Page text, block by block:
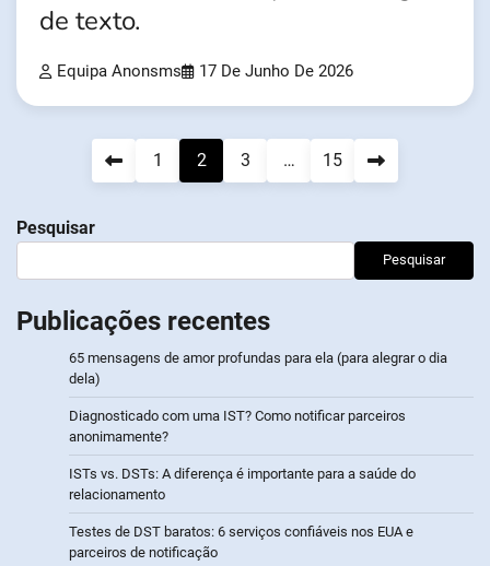
de texto.
Equipa Anonsms 17 De Junho De 2026
Navegação
artigos
1 2 3 … 15
Pesquisar
Pesquisar
Publicações recentes
65 mensagens de amor profundas para ela (para alegrar o dia
dela)
Diagnosticado com uma IST? Como notificar parceiros
anonimamente?
ISTs vs. DSTs: A diferença é importante para a saúde do
relacionamento
Testes de DST baratos: 6 serviços confiáveis nos EUA e
parceiros de notificação